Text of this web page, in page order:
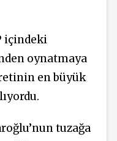
içindeki
oynatmaya
en büyük
tuzağa